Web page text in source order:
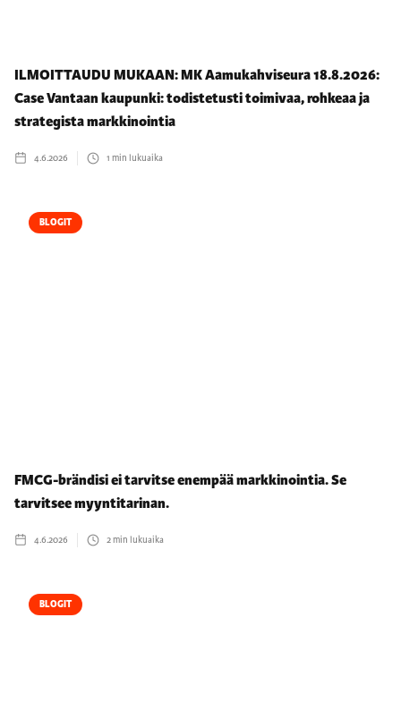
ILMOITTAUDU MUKAAN: MK Aamukahviseura 18.8.2026:
Case Vantaan kaupunki: todistetusti toimivaa, rohkeaa ja
strategista markkinointia
4.6.2026 1 min lukuaika
BLOGIT
FMCG-brändisi ei tarvitse enempää markkinointia. Se
tarvitsee myyntitarinan.
4.6.2026 2min lukuaika
BLOGIT